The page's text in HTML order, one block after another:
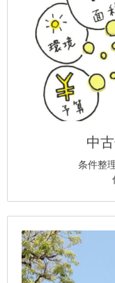
中
条件整